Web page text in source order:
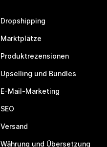
Dropshipping
Marktplätze
Produktrezensionen
Upselling und Bundles
E-Mail-Marketing
SEO
Versand
Währung und Übersetzung